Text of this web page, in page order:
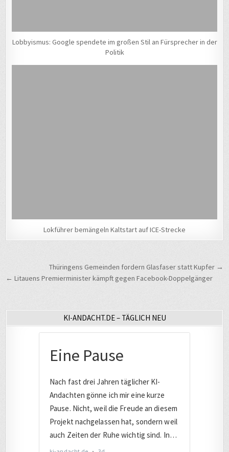
Lobbyismus: Google spendete im großen Stil an Fürsprecher in der
Politik
Lokführer bemängeln Kaltstart auf ICE-Strecke
Beitragsnavigation
Thüringens Gemeinden fordern Glasfaser statt Kupfer →
← Litauens Premierminister kämpft gegen Facebook-Doppelgänger
KI-ANDACHT.DE – TÄGLICH NEU